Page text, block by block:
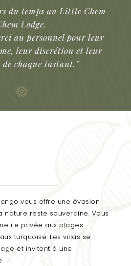
du temps au Little Chem
Lodge.
au personnel pour leur
leur discrétion et leur
chaque instant.”
vous offre une évasion
nature reste souveraine. Vous
île privée aux plages
turquoise. Les villas se
et invitent à une